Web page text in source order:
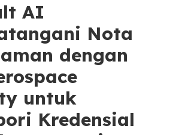
AI
Nota
dengan
untuk
Kredensial